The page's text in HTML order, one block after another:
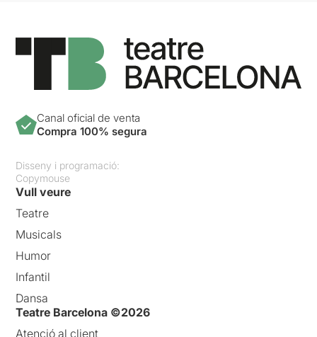
Canal oficial de venta
Compra 100% segura
Disseny i programació:
Copymouse
Vull veure
Teatre
Musicals
Humor
Infantil
Dansa
Teatre Barcelona ©2026
Atenció al client